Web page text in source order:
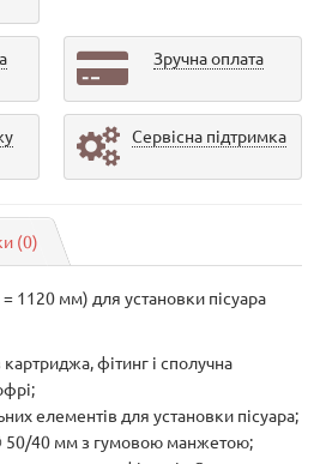
Зручна оплата
Сервісна підтримка
(0)
1120 мм) для установки пісуара
фітинг і сполучна
елементів для установки пісуара;
50/40 мм з гумовою манжетою;